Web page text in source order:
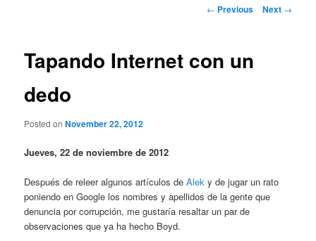
Post
← Previous Next →
Tapando Internet con un
dedo
Posted onNovember 22, 2012
Jueves, 22 de noviembre de 2012
Después de releer algunos artículos deAlek y de jugar un rato
poniendo en Google los nombres y apellidos de la gente que
denuncia por corrupción, me gustaría resaltar un par de
observaciones que ya ha hecho Boyd.